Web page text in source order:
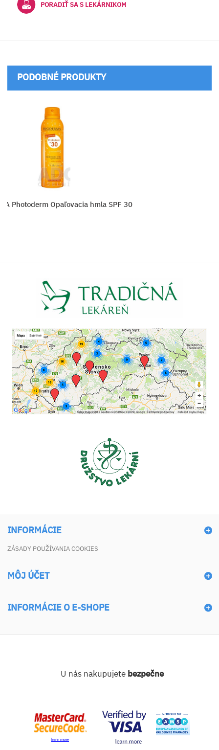
PORADIŤ SA S LEKÁRNIKOM
PODOBNÉ PRODUKTY
Photoderm Opaľovacia hmla SPF 30
INFORMÁCIE
ZÁSADY POUŽÍVANIA COOKIES
MÔJ ÚČET
INFORMÁCIE O E-SHOPE
U nás nakupujete bezpečne